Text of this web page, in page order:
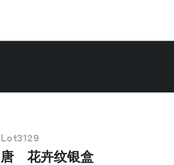
Lot3129
唐 花卉纹银盒